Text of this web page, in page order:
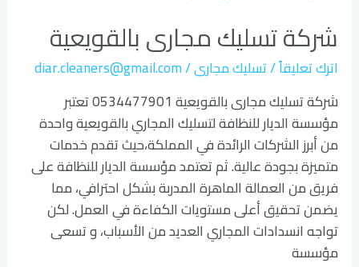
شركة تسليك مجارى بالقويعية
اترك تعليقاً/تسليك مجارى/
diar.cleaners@gmail.com
شركة تسليك مجارى بالقويعية 0534477901 تعتبر
مؤسسة الديار للنظافة لتسليك المجاري بالقويعية واحدة
من أبرز الشركات الرائدة في المملكة،حيث تقدم خدمات
متميزة بجودة عالية. ثم تعتمد مؤسسة الديار للنظافة على
فريق من العمالة الماهرة المدربة بشكل احترافي، مما
يضمن تحقيق أعلى مستويات الكفاءة في العمل. لكن
تواجه انسدادات المجاري العديد من الأسباب، و تسعى
مؤسسة
مجارى
بالقويعية